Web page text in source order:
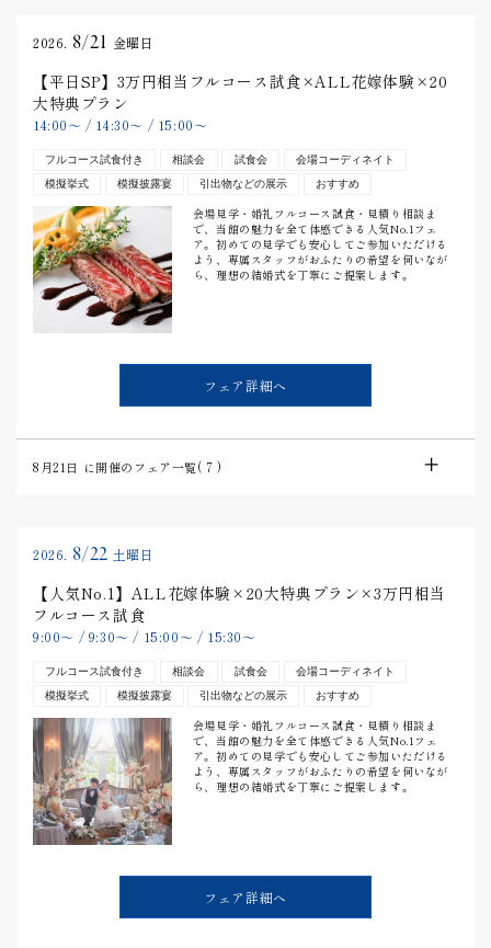
2026. 8/21 金曜日
【平日SP】3万円相当フルコース試食×ALL花嫁体験×20
大特典プラン
14:00〜 / 14:30〜 / 15:00〜
フルコース試食付き 相談会 試食会
会場コーディネイト
模擬挙式
模擬披露宴 引出物などの展示 おすすめ
会場見学・婚礼フルコース試食・見積り相談ま
で、当館の魅力を全て体感できる人気No.1フェ
ア。初めての見学でも安心してご参加いただける
よう、専属スタッフがおふたりの希望を伺いなが
ら、理想の結婚式を丁寧にご提案します。
フェア詳細へ
8月21日 に開催のフェア一覧(7 )
2026. 8/22 土曜日
【人気No.1】ALL花嫁体験×20大特典プラン×3万円相当
フルコース試食
9:00〜 / 9:30〜 / 15:00〜 / 15:30〜
フルコース試食付き 相談会 試食会
会場コーディネイト
模擬挙式
模擬披露宴 引出物などの展示 おすすめ
会場見学・婚礼フルコース試食・見積り相談ま
で、当館の魅力を全て体感できる人気No.1フェ
ア。初めての見学でも安心してご参加いただける
よう、専属スタッフがおふたりの希望を伺いなが
ら、理想の結婚式を丁寧にご提案します。
フェア詳細へ